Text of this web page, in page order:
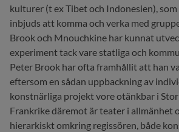
kulturer (t ex Tibet och Indonesien),
inbjuds att komma och verka med
Brook och Mnouchkine har kunnat
experiment tack vare statliga och
Peter Brook har ofta framhållit att han
eftersom en sådan uppbackning av
konstnärliga projekt vore otänkbar i
Frankrike däremot är teater i allmänhet
hierarkiskt omkring regissören, både